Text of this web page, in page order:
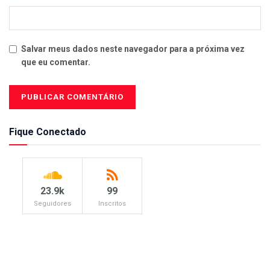
Salvar meus dados neste navegador para a próxima vez
que eu comentar.
Fique Conectado
23.9k
Seguidores
99
Inscritos